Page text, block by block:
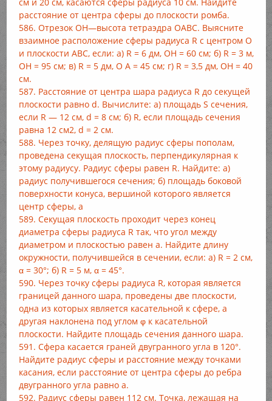
расстояние от центра сферы до плоскости ромба.
586. Отрезок ОН—высота тетраэдра ОАВС. Выясните
взаимное расположение сферы радиуса R с центром О
и плоскости ABC, если: a) R = 6 дм, ОН = 60 см; б) R = 3 м,
ОН = 95 см; в) R = 5 дм, О А = 45 см; г) R = 3,5 дм, ОН = 40
см.
587. Расстояние от центра шара радиуса R до секущей
плоскости равно d. Вычислите: а) площадь S сечения,
если R — 12 см, d = 8 см; б) R, если площадь сечения
равна 12 см2, d = 2 см.
588. Через точку, делящую радиус сферы пополам,
проведена секущая плоскость, перпендикулярная к
этому радиусу. Радиус сферы равен R. Найдите: а)
радиус получившегося сечения; б) площадь боковой
поверхности конуса, вершиной которого является
центр сферы, а
589. Секущая плоскость проходит через конец
диаметра сферы радиуса R так, что угол между
диаметром и плоскостью равен а. Найдите длину
окружности, получившейся в сечении, если: a) R = 2 см,
α = 30°; б) R = 5 м, α = 45°.
590. Через точку сферы радиуса R, которая является
границей данного шара, проведены две плоскости,
одна из которых является касательной к сфере, а
другая наклонена под углом φ к касательной
плоскости. Найдите площадь сечения данного шара.
591. Сфера касается граней двугранного угла в 120°.
Найдите радиус сферы и расстояние между точками
касания, если расстояние от центра сферы до ребра
двугранного угла равно а.
592. Радиус сферы равен 112 см. Точка, лежащая на